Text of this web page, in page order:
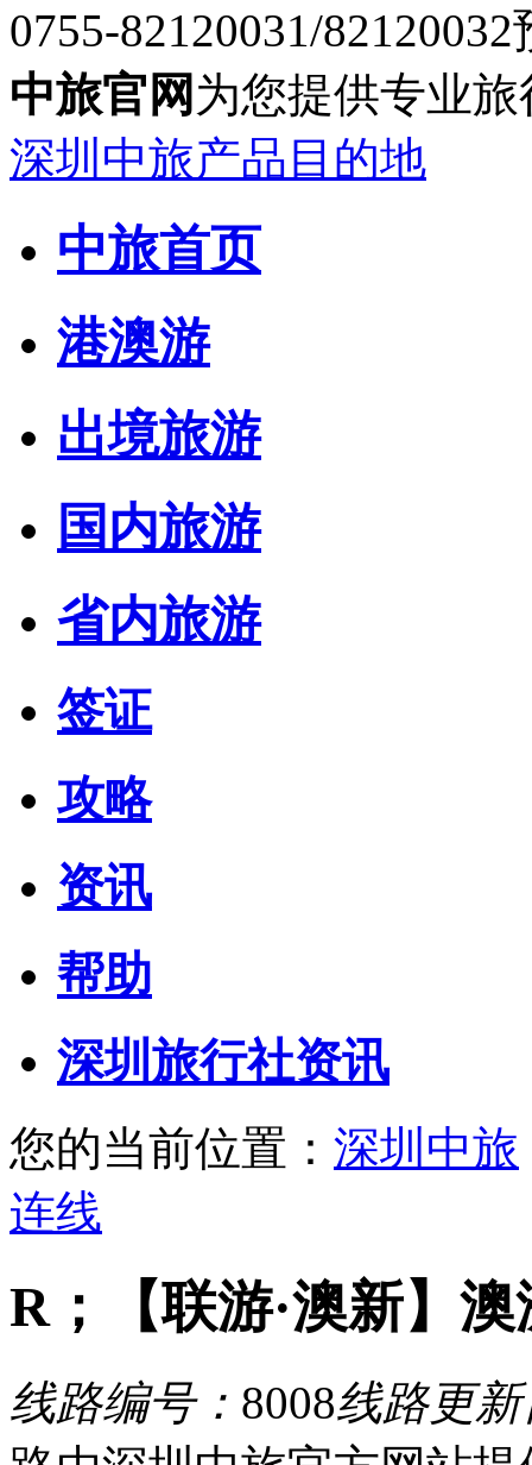
0755-82120031/82120032
中旅官网 为您提供专业
深圳中旅产品目的地
中旅首页
港澳游
出境旅游
国内旅游
省内旅游
签证
攻略
资讯
帮助
深圳旅行社资讯
您的当前位置： 深圳中旅
连线
R；【联游·澳新】
线路编号： 8008线路更